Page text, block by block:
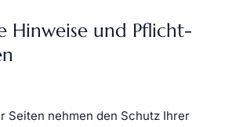
Hinweise und Pflicht­
Seiten nehmen den Schutz Ihrer